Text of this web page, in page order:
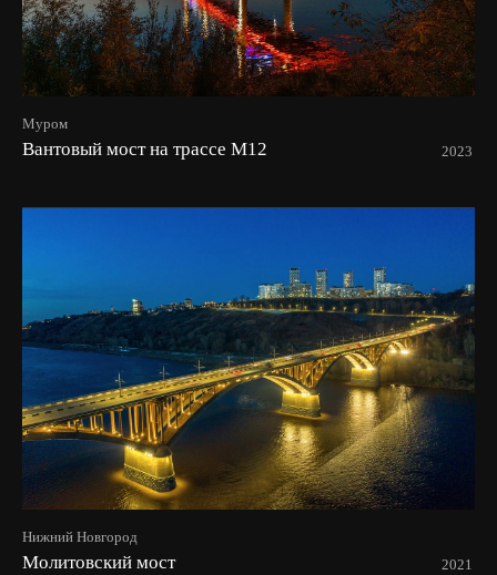
Муром
Вантовый мост на трассе М12 2023
Нижний Новгород
Молитовский мост 2021